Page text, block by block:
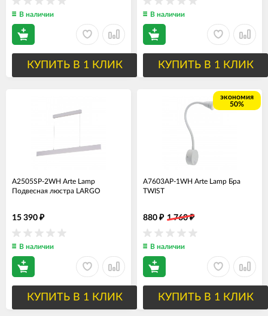
В наличии
КУПИТЬ В 1 КЛИК
В наличии
КУПИТЬ В 1 КЛИК
A2505SP-2WH Arte Lamp
Подвесная люстра LARGO
15 390 ₽
В наличии
КУПИТЬ В 1 КЛИК
экономия
50%
A7603AP-1WH Arte Lamp Бра
TWIST
880 ₽ 1 760₽
В наличии
КУПИТЬ В 1 КЛИК